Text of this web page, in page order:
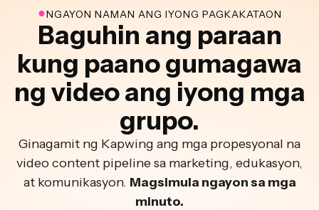
●NGAYON NAMAN ANG IYONG PAGKAKATAON
Baguhin ang paraan
kung paano gumagawa
ng video ang iyong mga
grupo.
Ginagamit ng Kapwing ang mga propesyonal na
video content pipeline sa marketing, edukasyon,
at komunikasyon. Magsimula ngayon sa mga
minuto.